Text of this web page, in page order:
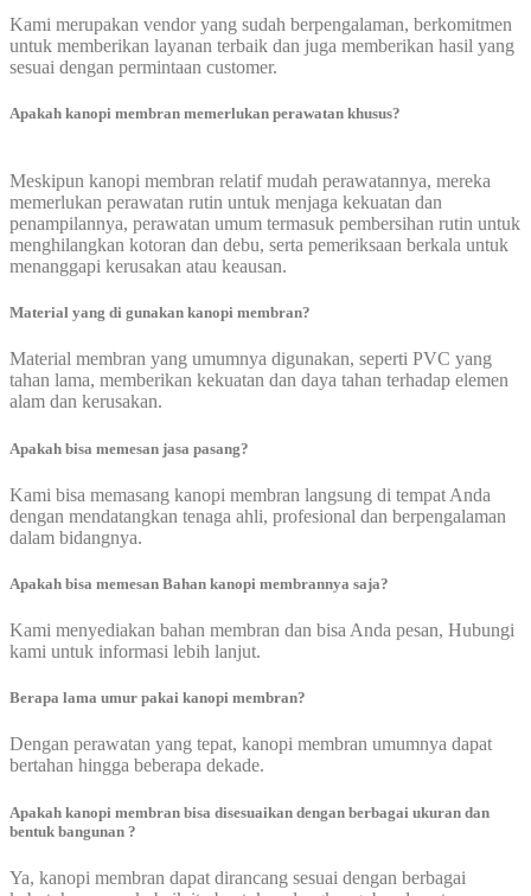
Kami merupakan vendor yang sudah berpengalaman, berkomitmen
untuk memberikan layanan terbaik dan juga memberikan hasil yang
sesuai dengan permintaan customer.
Apakah kanopi membran memerlukan perawatan khusus?
Meskipun kanopi membran relatif mudah perawatannya, mereka
memerlukan perawatan rutin untuk menjaga kekuatan dan
penampilannya, perawatan umum termasuk pembersihan rutin untuk
menghilangkan kotoran dan debu, serta pemeriksaan berkala untuk
menanggapi kerusakan atau keausan.
Material yang di gunakan kanopi membran?
Material membran yang umumnya digunakan, seperti PVC yang
tahan lama, memberikan kekuatan dan daya tahan terhadap elemen
alam dan kerusakan.
Apakah bisa memesan jasa pasang?
Kami bisa memasang kanopi membran langsung di tempat Anda
dengan mendatangkan tenaga ahli, profesional dan berpengalaman
dalam bidangnya.
Apakah bisa memesan Bahan kanopi membrannya saja?
Kami menyediakan bahan membran dan bisa Anda pesan, Hubungi
kami untuk informasi lebih lanjut.
Berapa lama umur pakai kanopi membran?
Dengan perawatan yang tepat, kanopi membran umumnya dapat
bertahan hingga beberapa dekade.
Apakah kanopi membran bisa disesuaikan dengan berbagai ukuran dan
bentuk bangunan ?
Ya, kanopi membran dapat dirancang sesuai dengan berbagai